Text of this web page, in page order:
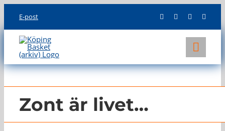
content
E-post
KLUBBEN
INFO
Zont är livet…